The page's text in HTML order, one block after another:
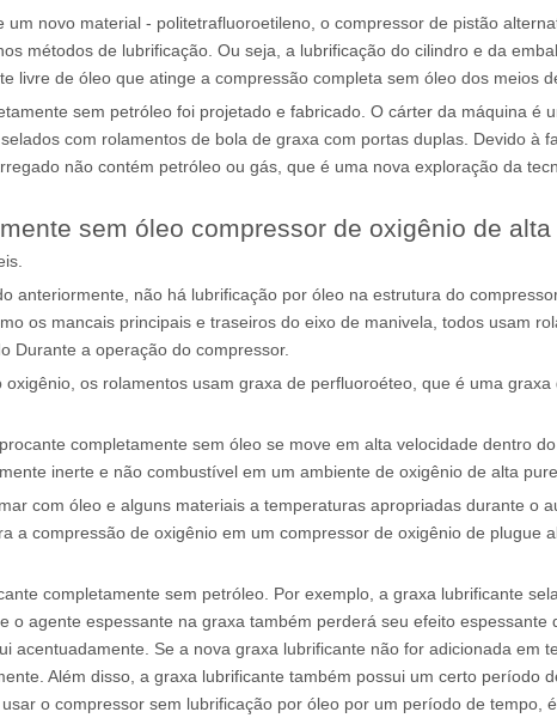
novo material - politetrafluoroetileno, o compressor de pistão
métodos de lubrificação. Ou seja, a lubrificação do cilindro e da
de óleo que atinge a compressão completa sem óleo dos meios
sem petróleo foi projetado e fabricado. O cárter da máquina é
com rolamentos de bola de graxa com portas duplas. Devido à
não contém petróleo ou gás, que é uma nova exploração da
sem óleo compressor de oxigênio de alta
anteriormente, não há lubrificação por óleo na estrutura do
os mancais principais e traseiros do eixo de manivela, todos usam
Durante a operação do compressor.
os rolamentos usam graxa de perfluoroéteo, que é uma
completamente sem óleo se move em alta velocidade dentro
inerte e não combustível em um ambiente de oxigênio de alta
com óleo e alguns materiais a temperaturas apropriadas durante o
compressão de oxigênio em um compressor de oxigênio de plugue
completamente sem petróleo. Por exemplo, a graxa lubrificante
agente espessante na graxa também perderá seu efeito espessante
acentuadamente. Se a nova graxa lubrificante não for adicionada em
Além disso, a graxa lubrificante também possui um certo período
o compressor sem lubrificação por óleo por um período de tempo,